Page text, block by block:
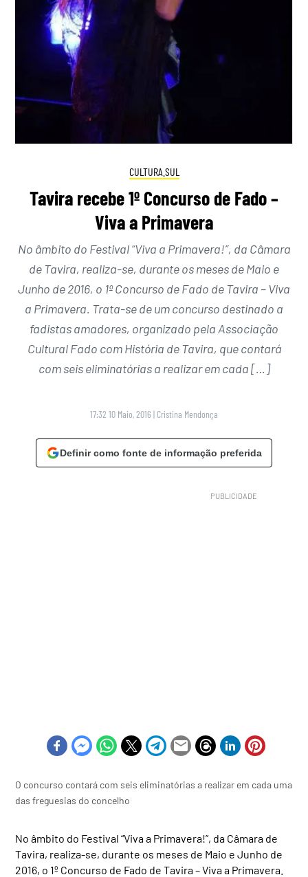
CULTURA.SUL
Tavira recebe 1º Concurso de Fado –
Viva a Primavera
No âmbito do Festival “Viva a Primavera!”, da Câmara
de Tavira, realiza-se, durante os meses de Maio e
Junho de 2016, o 1º Concurso de Fado de Tavira – Viva
a Primavera. Trata-se de um concurso destinado a
fadistas amadores, organizado pela Associação
Cultural Fado com História de Tavira, que contará
com seis eliminatórias a realizar em cada […]
17:32 10 Maio, 2016 | Cristina Mendonça
Definir como fonte de informação preferida
O concurso contará com seis eliminatórias a realizar em cada uma
das freguesias do concelho
No âmbito do Festival “Viva a Primavera!”, da Câmara de
Tavira, realiza-se, durante os meses de Maio e Junho de
2016, o 1º Concurso de Fado de Tavira – Viva a Primavera.